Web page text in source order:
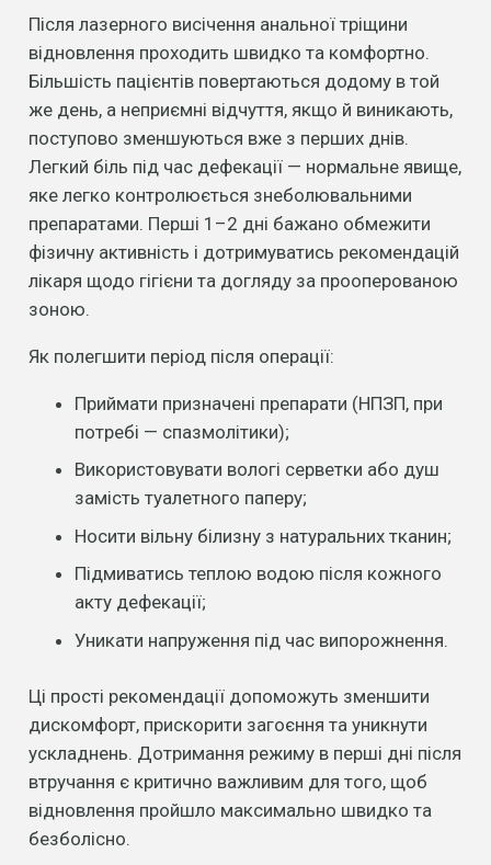
Після лазерного висічення анальної тріщини
відновлення проходить швидко та комфортно.
Більшість пацієнтів повертаються додому в той
же день, а неприємні відчуття, якщо й виникають,
поступово зменшуються вже з перших днів.
Легкий біль під час дефекації — нормальне явище,
яке легко контролюється знеболювальними
препаратами. Перші 1–2 дні бажано обмежити
фізичну активність і дотримуватись рекомендацій
лікаря щодо гігієни та догляду за прооперованою
зоною.
Як полегшити період після операції:
Приймати призначені препарати (НПЗП, при
потребі — спазмолітики);
Використовувати вологі серветки або душ
замість туалетного паперу;
Носити вільну білизну з натуральних тканин;
Підмиватись теплою водою після кожного
акту дефекації;
Уникати напруження під час випорожнення.
Ці прості рекомендації допоможуть зменшити
дискомфорт, прискорити загоєння та уникнути
ускладнень. Дотримання режиму в перші дні після
втручання є критично важливим для того, щоб
відновлення пройшло максимально швидко та
безболісно.